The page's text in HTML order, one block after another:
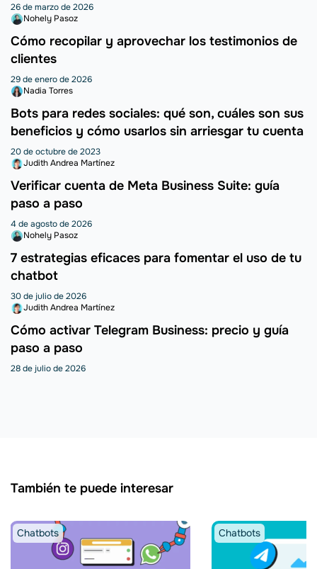
26 de marzo de 2026
Nohely Pasoz
Cómo recopilar y aprovechar los testimonios de
clientes
29 de enero de 2026
Nadia Torres
Bots para redes sociales: qué son, cuáles son sus
beneficios y cómo usarlos sin arriesgar tu cuenta
20 de octubre de 2023
Judith Andrea Martínez
Verificar cuenta de Meta Business Suite: guía
paso a paso
4 de agosto de 2026
Nohely Pasoz
7 estrategias eficaces para fomentar el uso de tu
chatbot
30 de julio de 2026
Judith Andrea Martínez
Cómo activar Telegram Business: precio y guía
paso a paso
28 de julio de 2026
También te puede interesar
Chatbots Chatbots